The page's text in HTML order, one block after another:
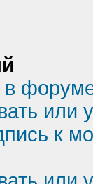
в
или
к